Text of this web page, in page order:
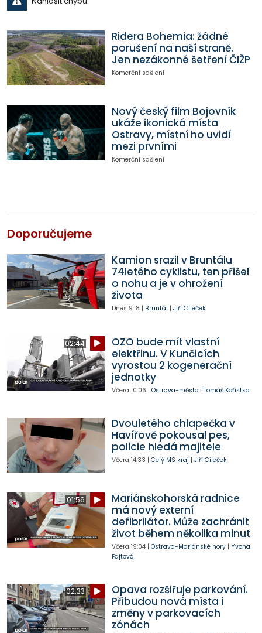
Ridera Bohemia: žádné
porušení na naší straně.
Jen nezákonné šetření ČIŽP
Komerční sdělení
Nový český film Bojovník
ukáže ikonická místa
Ostravy, místní ho uvidí
mezi prvními
Komerční sdělení
Doporučujeme
Kamion srazil v Bruntálu
74letého cyklistu, ten přišel
o nohu a je v ohrožení
života
Dnes 9:18 | Bruntál | Jiří Cileček
02:44
OZO bude mít vlastní
elektřinu. V Kunčicích
vyrostou 2 kogenerační
jednotky
Včera 10:06 | Ostrava-město| Tomáš Kořistka
Dvouletého chlapečka v
Havířově pokousal pes,
policie hledá majitele
Včera 14:33 | Celý MS kraj | Jiří Cileček
01:56
Mariánskohorská radnice
má nový externí
defibrilátor. Může zachránit
život během několika minut
Včera 19:04| Ostrava-Mariánské hory| Yvona
Fajtová
02:33
Opava rozšiřuje parkování.
Přibudou nová místa i
změny v parkovacích
zónách